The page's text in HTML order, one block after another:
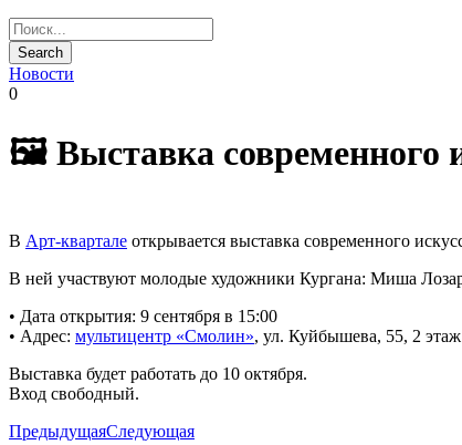
Новости
0
🖼️ Выставка современного
В Арт-квартале открывается выставка современного
В ней участвуют молодые художники Кургана: Миша
• Дата открытия: 9 сентября в 15:00
• Адрес: мультицентр «Смолин», ул. Куйбышева, 55, 2 этаж
Выставка будет работать до 10 октября.
Вход свободный.
ПредыдущаяСледующая